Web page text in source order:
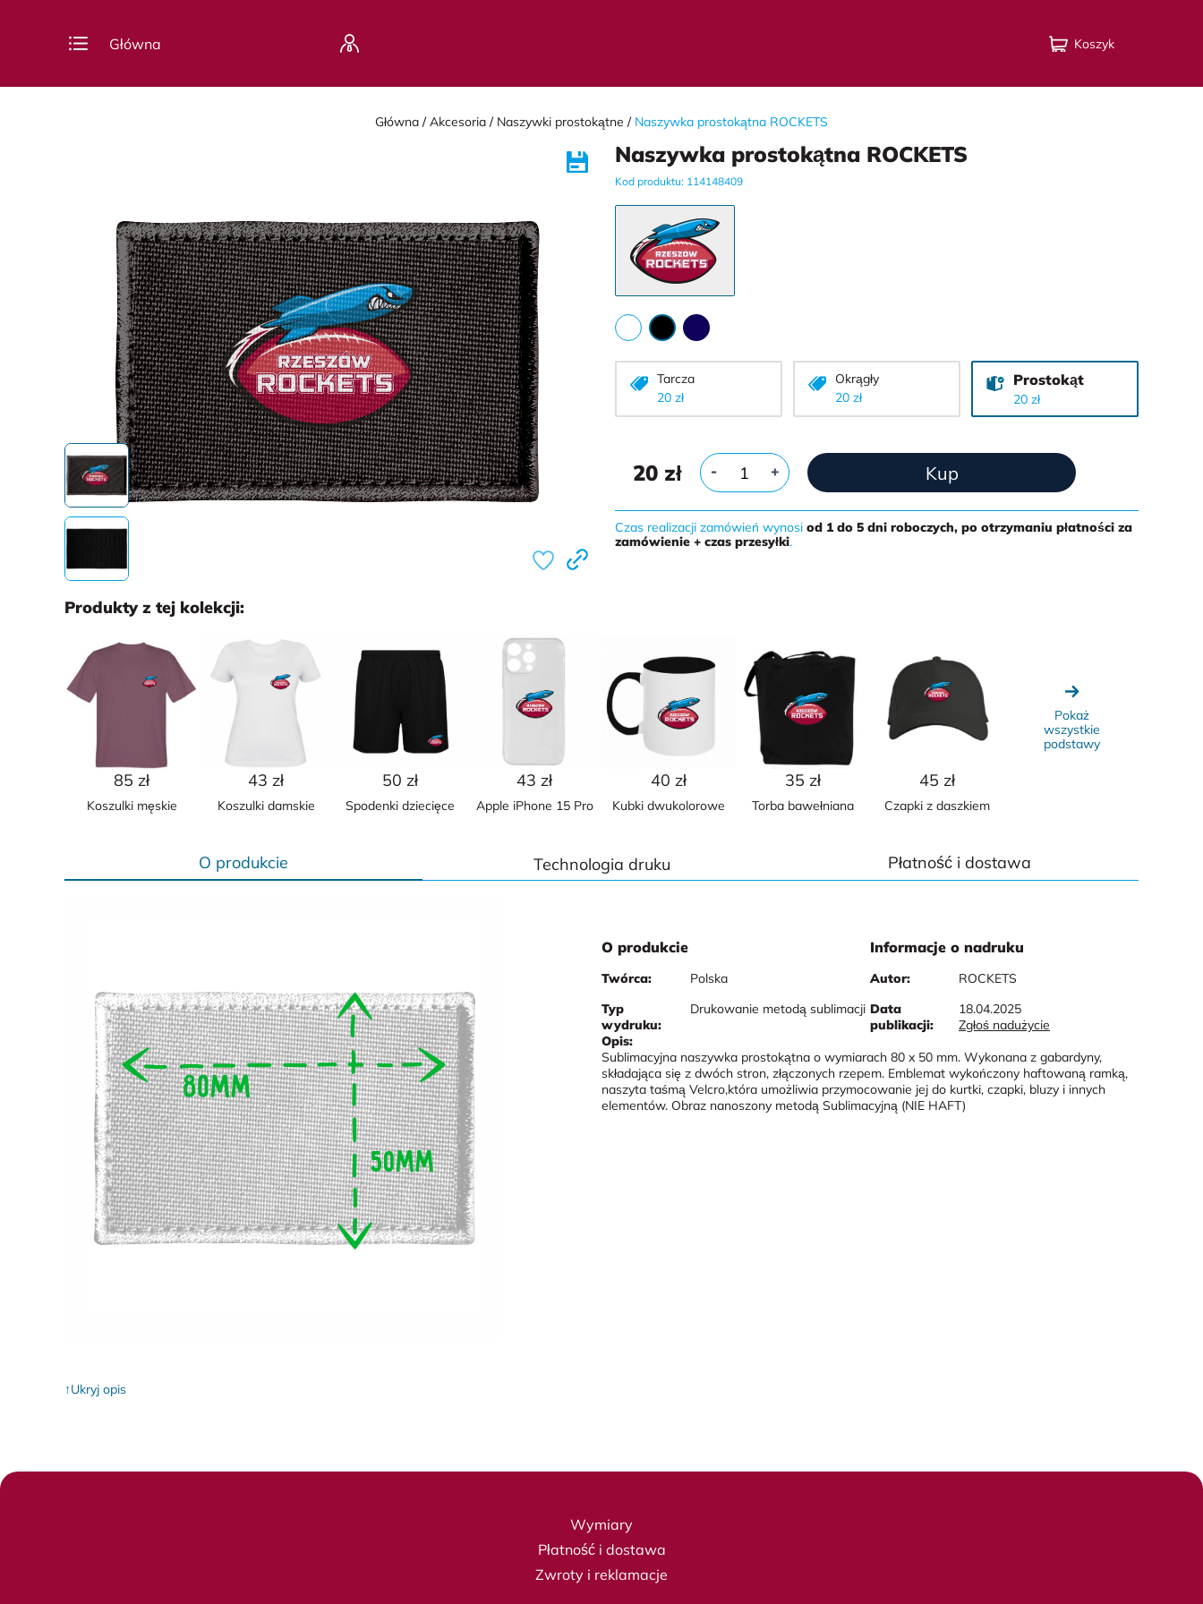
Główna Koszyk
Główna Akcesoria Naszywki prostokątne Naszywka prostokątna ROСKETS
Naszywka prostokątna ROСKETS
Kod produktu: 114148409
Tarcza
20 zł
Okrągły
20 zł
Prostokąt
20 zł
20 zł - + Kup
Czas realizacji zamówień wynosi od 1 do 5 dni roboczych, po otrzymaniu płatności za
zamówienie + czas przesyłki.
Produkty z tej kolekcji:
85 zł
Koszulki męskie
43 zł
Koszulki damskie
50 zł
Spodenki dziecięce
43 zł
Apple iPhone 15 Pro
40 zł
Kubki dwukolorowe
35 zł
Torba bawełniana
45 zł
Czapki z daszkiem
Pokaż
wszystkie
podstawy
O produkcie Technologia druku Płatność i dostawa
O produkcie
Twórca:
Polska
Typ
wydruku:
Drukowanie metodą sublimacji
Informacje o nadruku
Autor:
ROCKETS
Data
publikacji:
18.04.2025
Zgłoś nadużycie
Opis:
Sublimacyjna naszywka prostokątna o wymiarach 80 x 50 mm. Wykonana z gabardyny,
składająca się z dwóch stron, złączonych rzepem. Emblemat wykończony haftowaną ramką,
naszyta taśmą Velcro,która umożliwia przymocowanie jej do kurtki, czapki, bluzy i innych
elementów. Obraz nanoszony metodą Sublimacyjną (NIE HAFT)
Ukryj opis
Wymiary
Płatność i dostawa
Zwroty i reklamacje